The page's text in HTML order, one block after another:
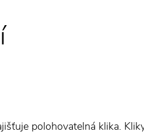
polohovatelná klika.